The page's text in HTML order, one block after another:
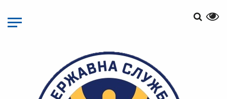
основного
матеріалу